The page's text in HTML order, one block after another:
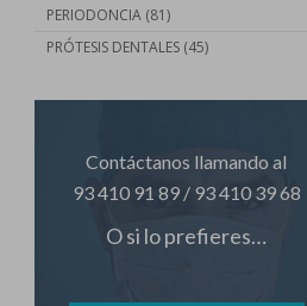
PERIODONCIA(81)
PRÓTESIS DENTALES(45)
Contáctanos llamando al
93 410 91 89/ 93 410 39 68
O si lo prefieres…